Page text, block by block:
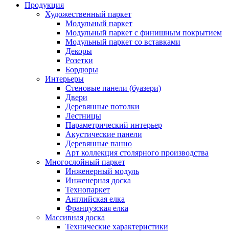
Продукция
Художественный паркет
Модульный паркет
Модульный паркет с финишным покрытием
Модульный паркет со вставками
Декоры
Розетки
Бордюры
Интерьеры
Стеновые панели (буазери)
Двери
Деревянные потолки
Лестницы
Параметрический интерьер
Акустические панели
Деревянные панно
Арт коллекция столярного производства
Многослойный паркет
Инженерный модуль
Инженерная доска
Технопаркет
Английская елка
Французская елка
Массивная доска
Технические характеристики